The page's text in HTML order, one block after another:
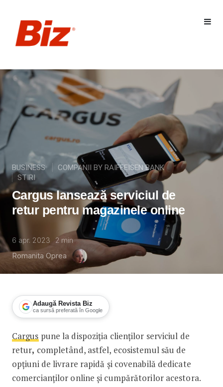
BUSINESS
COMPANII BY RAIFFEISEN BANK
STIRI
Cargus lansează serviciul de
retur pentru magazinele online
6 apr. 2023 2 min
Romanita Oprea
Adaugă Revista Biz
ca sursă preferată în Google
Cargus lansează serviciul de retur
Cargus pune la dispoziția clienților serviciul de
retur, completând, astfel, ecosistemul său de
opțiuni de livrare rapidă și covenabilă dedicate
comercianților online și cumpărătorilor acestora.